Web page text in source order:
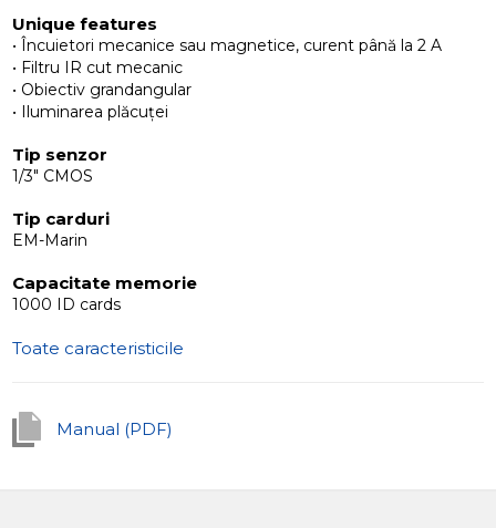
Unique features
• Încuietori mecanice sau magnetice, curent până la 2 A
• Filtru IR cut mecanic
• Obiectiv grandangular
• Iluminarea plăcuței
Tip senzor
1/3" CMOS
Tip carduri
EM-Marin
Capacitate memorie
1000 ID cards
Toate caracteristicile
Manual (PDF)